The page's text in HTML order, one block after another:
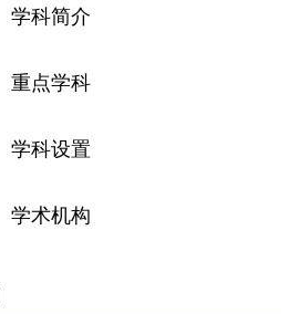
学科简介
重点学科
学科设置
学术机构